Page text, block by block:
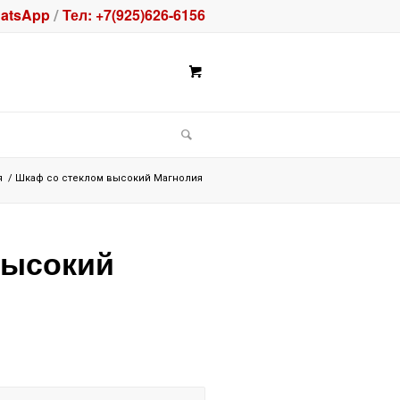
/ Тел: +7(925)626-6156
/ Шкаф со стеклом высокий Магнолия